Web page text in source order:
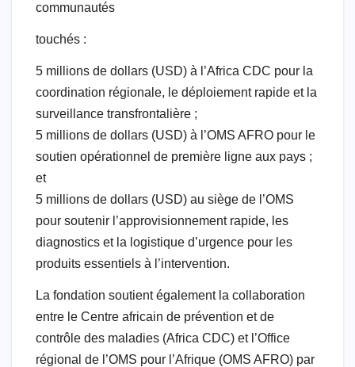
communautés
touchés :
5 millions de dollars (USD) à l’Africa CDC pour la
coordination régionale, le déploiement rapide et la
surveillance transfrontalière ;
5 millions de dollars (USD) à l’OMS AFRO pour le
soutien opérationnel de première ligne aux pays ;
et
5 millions de dollars (USD) au siège de l’OMS
pour soutenir l’approvisionnement rapide, les
diagnostics et la logistique d’urgence pour les
produits essentiels à l’intervention.
La fondation soutient également la collaboration
entre le Centre africain de prévention et de
contrôle des maladies (Africa CDC) et l’Office
régional de l’OMS pour l’Afrique (OMS AFRO) par